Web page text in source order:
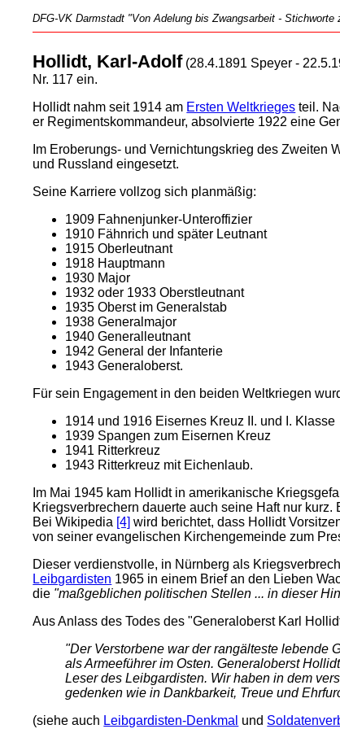
DFG-VK Darmstadt "Von Adelung bis Zwangsarbeit -
Hollidt, Karl-Adolf(28.4.1891 Speyer -
Nr. 117 ein.
Hollidt nahm seit 1914 am Ersten Weltkrieges teil.
er Regimentskommandeur, absolvierte 1922 eine
Im Eroberungs- und Vernichtungskrieg des
und Russland eingesetzt.
Seine Karriere vollzog sich planmäßig:
1909 Fahnenjunker-Unteroffizier
1910 Fähnrich und später Leutnant
1915 Oberleutnant
1918 Hauptmann
1930 Major
1932 oder 1933 Oberstleutnant
1935 Oberst im Generalstab
1938 Generalmajor
1940 Generalleutnant
1942 General der Infanterie
1943 Generaloberst.
Für sein Engagement in den beiden Weltkriegen
1914 und 1916 Eisernes Kreuz II. und I. Klasse
1939 Spangen zum Eisernen Kreuz
1941 Ritterkreuz
1943 Ritterkreuz mit Eichenlaub.
Im Mai 1945 kam Hollidt in amerikanische
Kriegsverbrechern dauerte auch seine Haft nur
Bei Wikipedia [4] wird berichtet, dass Hollidt
von seiner evangelischen Kirchengemeinde zum
Dieser verdienstvolle, in Nürnberg als
Leibgardisten 1965 in einem Brief an den Lieben
die "maßgeblichen politischen Stellen ... in dieser
Aus Anlass des Todes des "Generaloberst Karl
"Der Verstorbene war der rangälteste lebende
als Armeeführer im Osten. Generaloberst
Leser des Leibgardisten. Wir haben in dem
gedenken wie in Dankbarkeit, Treue und
(siehe auch Leibgardisten-Denkmal und